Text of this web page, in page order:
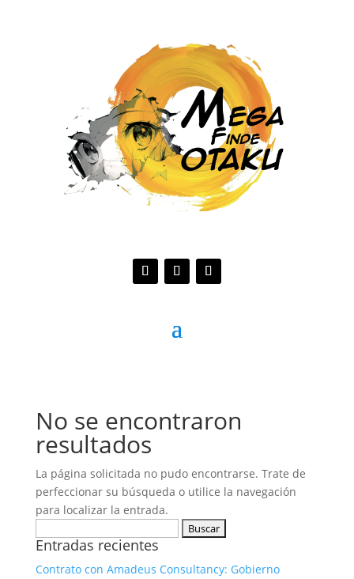
No se encontraron
resultados
La página solicitada no pudo encontrarse. Trate de
perfeccionar su búsqueda o utilice la navegación
para localizar la entrada.
Entradas recientes
Contrato con Amadeus Consultancy: Gobierno